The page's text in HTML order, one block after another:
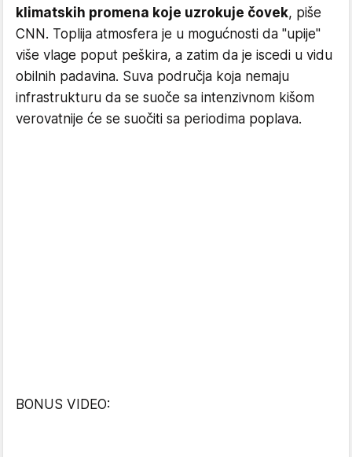
klimatskih promena koje uzrokuje čovek, piše
CNN. Toplija atmosfera je u mogućnosti da "upije"
više vlage poput peškira, a zatim da je iscedi u vidu
obilnih padavina. Suva područja koja nemaju
infrastrukturu da se suoče sa intenzivnom kišom
verovatnije će se suočiti sa periodima poplava.
BONUS VIDEO: